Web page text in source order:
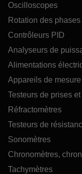
Oscilloscopes
Rotation des
Contrôleurs PID
Analyseurs de
Alimentations
Appareils de
Testeurs de prises
Réfractomètres
Testeurs de
Sonomètres
Chronomètres,
Tachymètres